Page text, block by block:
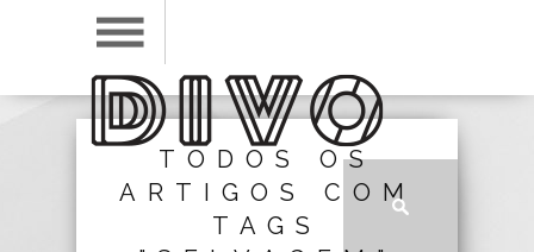
TODOS OS
ARTIGOS COM
TAGS